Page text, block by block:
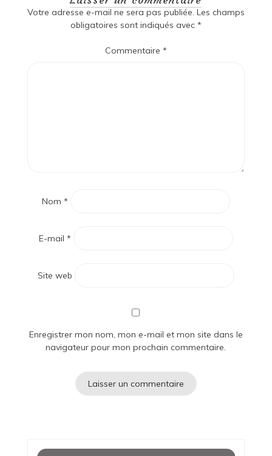
Votre adresse e-mail ne sera pas publiée. Les champs
obligatoires sont indiqués avec *
Commentaire *
Nom *
E-mail *
Site web
Enregistrer mon nom, mon e-mail et mon site dans le
navigateur pour mon prochain commentaire.